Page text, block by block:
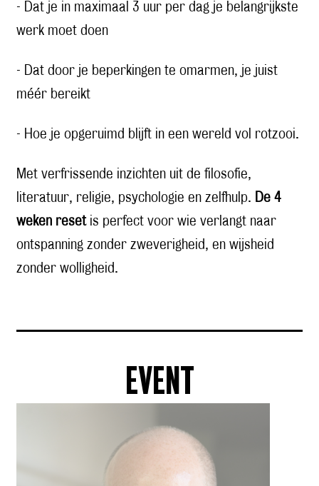
- Dat je in maximaal 3 uur per dag je belangrijkste
werk moet doen
- Dat door je beperkingen te omarmen, je juist
méér bereikt
- Hoe je opgeruimd blijft in een wereld vol rotzooi.
Met verfrissende inzichten uit de filosofie,
literatuur, religie, psychologie en zelfhulp. De 4
weken resetis perfect voor wie verlangt naar
ontspanning zonder zweverigheid, en wijsheid
zonder wolligheid.
EVENT